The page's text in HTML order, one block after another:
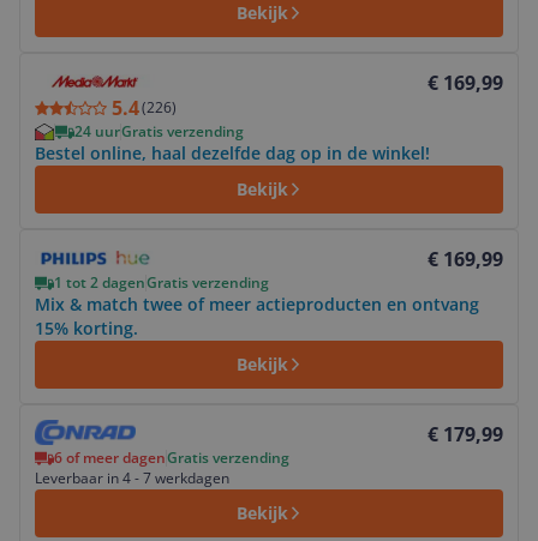
Bekijk
5.4(226)
€ 169,99
24 uurGratis verzending
Bestel online, haal dezelfde dag op in de winkel!
Bekijk
€ 169,99
1 tot 2 dagenGratis verzending
Mix & match twee of meer actieproducten en ontvang
15% korting.
Bekijk
€ 179,99
6 of meer dagenGratis verzending
Leverbaar in 4 - 7 werkdagen
Bekijk
Bekijk product